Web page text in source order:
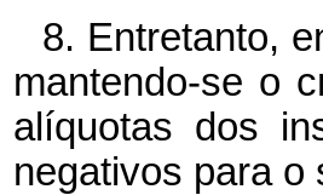
8. Entretanto,
mantendo-se o
alíquotas dos
negativos para o